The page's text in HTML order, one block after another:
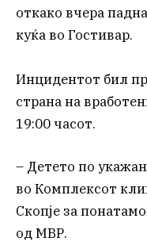
откако вчера
куќа во Гостивар.
Инцидентот бил
страна на
19:00 часот.
– Детето по
во Комплексот
Скопје за
од МВР.